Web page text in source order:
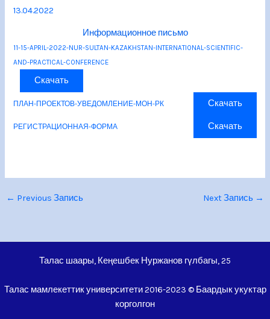
13.04.2022
Информационное письмо
11-15-APRIL-2022-NUR-SULTAN-KAZAKHSTAN-INTERNATIONAL-SCIENTIFIC-
AND-PRACTICAL-CONFERENCE
Скачать
ПЛАН-ПРОЕКТОВ-УВЕДОМЛЕНИЕ-МОН-РК Скачать
РЕГИСТРАЦИОННАЯ-ФОРМА Скачать
← Previous Запись Next Запись →
Талас шаары, Кеңешбек Нуржанов гүлбагы, 25
Талас мамлекеттик университети 2016-2023 © Баардык укуктар
корголгон